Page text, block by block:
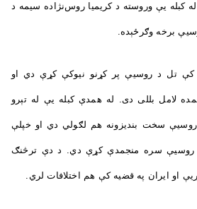
کبله یې وروسته د کریمیا روس‌نژاده سیمه د
برخه وګرځېده.
کې تل د روسیې پر کړنو نیوکې کړې دي او
لامل بللی دی. له همدې کبله يې له تېرو
سخت بندیزونه هم لګولي دي او خپلې
روسیې سره منجمدې کړې دي. د دې ترڅنګ
او ايران په قضیه کې هم اختلافات لري.